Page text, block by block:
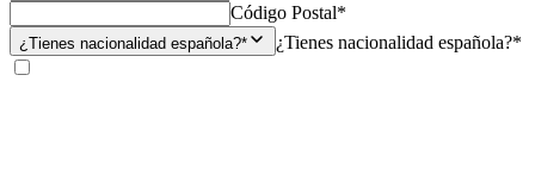
Código Postal*
¿Tienes nacionalidad española?* ¿Tienes nacionalidad española?*